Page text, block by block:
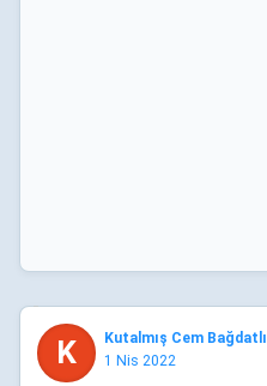
K
Kutalmış Cem Bağdatlı
1 Nis 2022